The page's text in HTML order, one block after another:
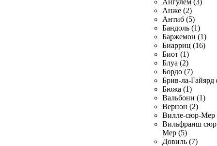
Ангулем (3)
Анже (2)
Антиб (5)
Бандоль (1)
Баржемон (1)
Биарриц (16)
Биот (1)
Блуа (2)
Бордо (7)
Брив-ла-Гайярд
Бюжа (1)
Вальбонн (1)
Вернон (2)
Вилле-сюр-Мер
Вильфранш сюр
Мер (5)
Довиль (7)